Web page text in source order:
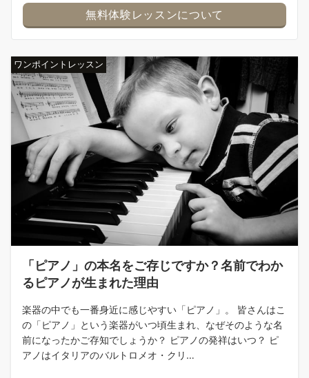
無料体験レッスンについて
ワンポイントレッスン
「ピアノ」の本名をご存じですか？名前でわか
るピアノが生まれた理由
楽器の中でも一番身近に感じやすい「ピアノ」。 皆さんはこ
の「ピアノ」という楽器がいつ頃生まれ、なぜそのような名
前になったかご存知でしょうか？ ピアノの発祥はいつ？ ピ
アノはイタリアのバルトロメオ・クリ…